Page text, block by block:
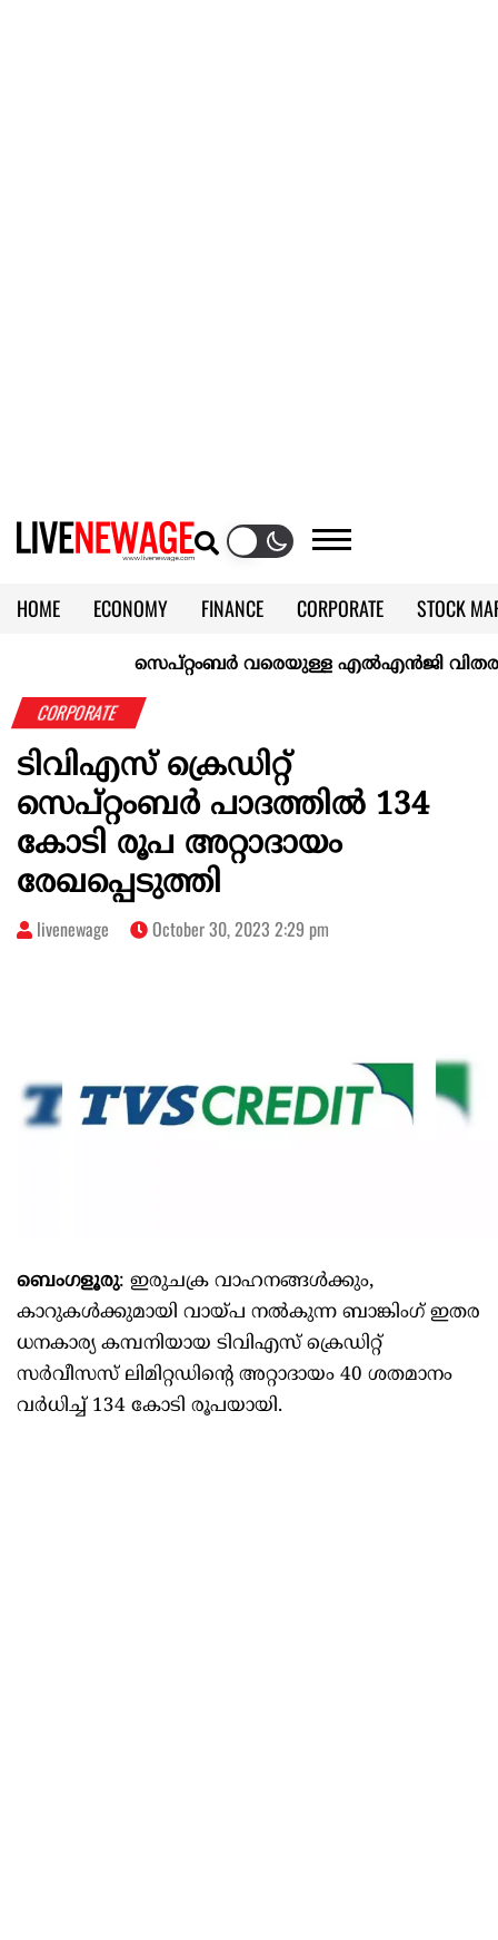
HOME ECONOMY FINANCE CORPORATE
STOCK
KERALA @70
സെപ്റ്റംബർ വരെയുള്ള എൽഎൻജി വിതരണം
CORPORATE
ടിവിഎസ് ക്രെഡിറ്റ്
സെപ്റ്റംബർ പാദത്തിൽ 134
കോടി രൂപ അറ്റാദായം
രേഖപ്പെടുത്തി
livenewage October 30, 2023 2:29 pm
ബെംഗളൂരു: ഇരുചക്ര വാഹനങ്ങൾക്കും,
കാറുകൾക്കുമായി വായ്പ നൽകുന്ന ബാങ്കിംഗ് ഇതര
ധനകാര്യ കമ്പനിയായ ടിവിഎസ് ക്രെഡിറ്റ്
സർവീസസ് ലിമിറ്റഡിന്റെ അറ്റാദായം 40 ശതമാനം
വർധിച്ച് 134 കോടി രൂപയായി.